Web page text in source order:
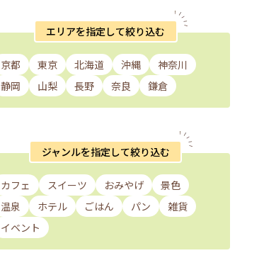
エリアを指定して絞り込む
京都 東京 北海道 沖縄
神奈川
静岡
山梨 長野 奈良 鎌倉
ジャンルを指定して絞り込む
カフェ スイーツ おみやげ
景色
温泉
ホテル ごはん パン
雑貨
イベント